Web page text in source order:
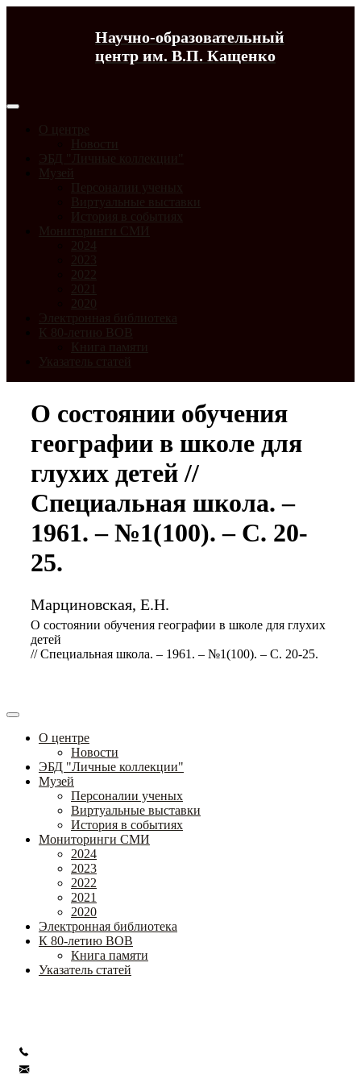
Научно-образовательный
центр им. В.П. Кащенко
О центре
Новости
ЭБД "Личные коллекции"
Музей
Персоналии ученых
Виртуальные выставки
История в событиях
Мониторинги СМИ
2024
2023
2022
2021
2020
Электронная библиотека
К 80-летию ВОВ
Книга памяти
Указатель статей
О состоянии обучения
географии в школе для
глухих детей //
Специальная школа. –
1961. – №1(100). – С. 20-
25.
Марциновская, Е.Н.
О состоянии обучения географии в школе для глухих
детей
// Специальная школа. – 1961. – №1(100). – С. 20-25.
О центре
Новости
ЭБД "Личные коллекции"
Музей
Персоналии ученых
Виртуальные выставки
История в событиях
Мониторинги СМИ
2024
2023
2022
2021
2020
Электронная библиотека
К 80-летию ВОВ
Книга памяти
Указатель статей